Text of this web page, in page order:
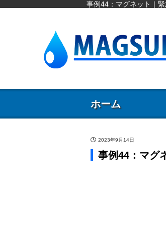
事例44：マグネット｜
ホーム
2023年9月14日
事例44：マグ